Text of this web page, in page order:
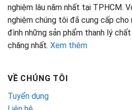
nghiệm lâu năm nhất tại TPHCM.
nghiệm chúng tôi đã cung cấp cho
đình những sản phẩm thanh lý
chăng nhất. Xem thêm
VỀ CHÚNG TÔI
Tuyển dụng